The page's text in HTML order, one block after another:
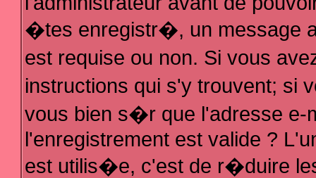
�tes enregistr�, un message
est requise ou non. Si vous
instructions qui s'y trouvent;
vous bien s�r que l'adresse e-
l'enregistrement est valide ?
est utilis�e, c'est de r�duire